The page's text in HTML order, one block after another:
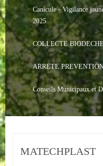
Galeries photos
INDISPENSABLES
Nouveaux arrivants
Le PACS
Voter
Bientôt 16 ans
Urbanisme
Canicule - Vigilance
2025
COLLECTE
ARRETE
Conseils Municipaux et
MATECHPLAST